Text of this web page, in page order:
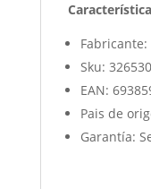
Fabricante:
Sku:
EAN:
Pais de
Garantía: